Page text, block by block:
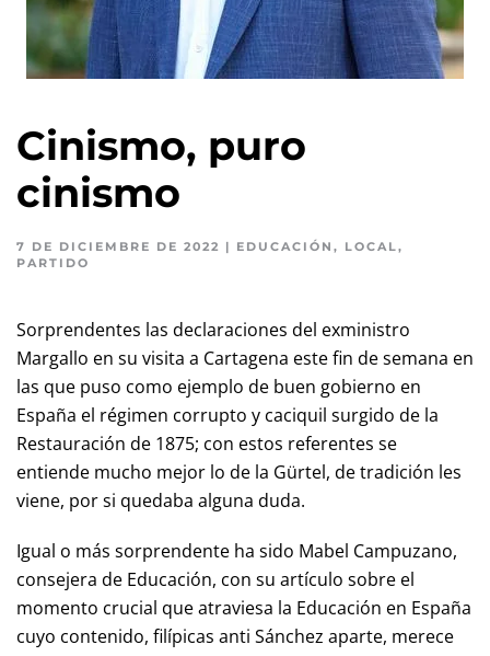
Cinismo, puro
cinismo
7 DE DICIEMBRE DE 2022 | EDUCACIÓN , LOCAL,
PARTIDO
Sorprendentes las declaraciones del exministro
Margallo en su visita a Cartagena este fin de semana en
las que puso como ejemplo de buen gobierno en
España el régimen corrupto y caciquil surgido de la
Restauración de 1875; con estos referentes se
entiende mucho mejor lo de la Gürtel, de tradición les
viene, por si quedaba alguna duda.
Igual o más sorprendente ha sido Mabel Campuzano,
consejera de Educación, con su artículo sobre el
momento crucial que atraviesa la Educación en España
cuyo contenido, filípicas anti Sánchez aparte, merece